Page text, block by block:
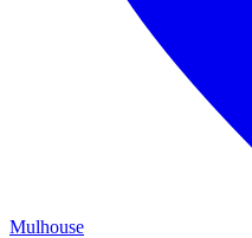
Mulhouse